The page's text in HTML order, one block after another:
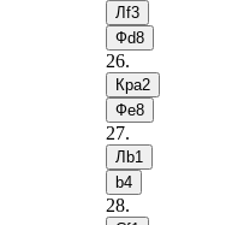
Лf3
Фd8
26.
Крa2
Фe8
27.
Лb1
b4
28.